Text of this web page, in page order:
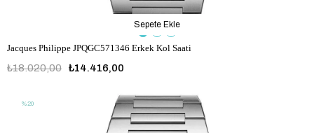
Jacques Philippe JPQGC571346 Erkek Kol Saati
₺14.416,00
₺18.020,00
Sepete Ekle
%20